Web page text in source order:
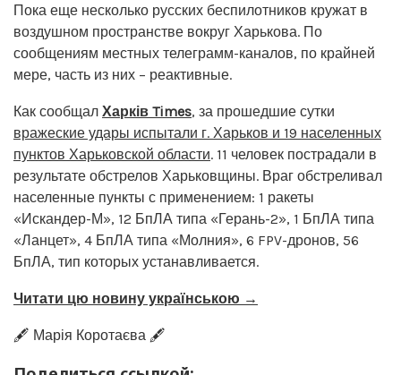
Пока еще несколько русских беспилотников кружат в
воздушном пространстве вокруг Харькова. По
сообщениям местных телеграмм-каналов, по крайней
мере, часть из них – реактивные.
Как сообщал Харків Times, за прошедшие сутки
вражеские удары испытали г. Харьков и 19 населенных
пунктов Харьковской области. 11 человек пострадали в
результате обстрелов Харьковщины. Враг обстреливал
населенные пункты с применением: 1 ракеты
«Искандер-М», 12 БпЛА типа «Герань-2», 1 БпЛА типа
«Ланцет», 4 БпЛА типа «Молния», 6 FPV-дронов, 56
БпЛА, тип которых устанавливается.
Читати цю новину українською →
🖋️ Марія Коротаєва 🖋️